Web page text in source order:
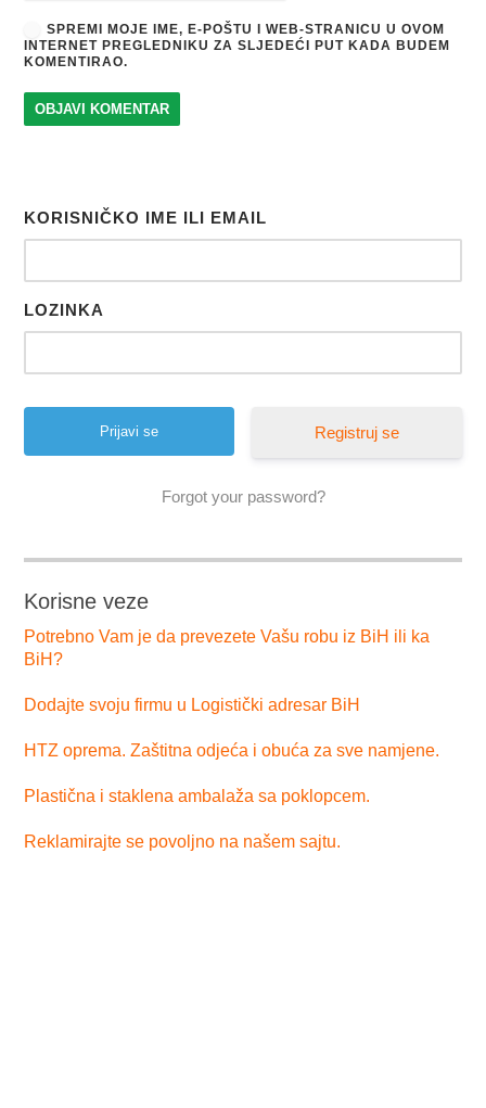
SPREMI MOJE IME, E-POŠTU I WEB-STRANICU U OVOM
INTERNET PREGLEDNIKU ZA SLJEDEĆI PUT KADA BUDEM
KOMENTIRAO.
KORISNIČKO IME ILI EMAIL
LOZINKA
Registruj se
Forgot your password?
Korisne veze
Potrebno Vam je da prevezete Vašu robu iz BiH ili ka
BiH?
Dodajte svoju firmu u Logistički adresar BiH
HTZ oprema. Zaštitna odjeća i obuća za sve namjene.
Plastična i staklena ambalaža sa poklopcem.
Reklamirajte se povoljno na našem sajtu.